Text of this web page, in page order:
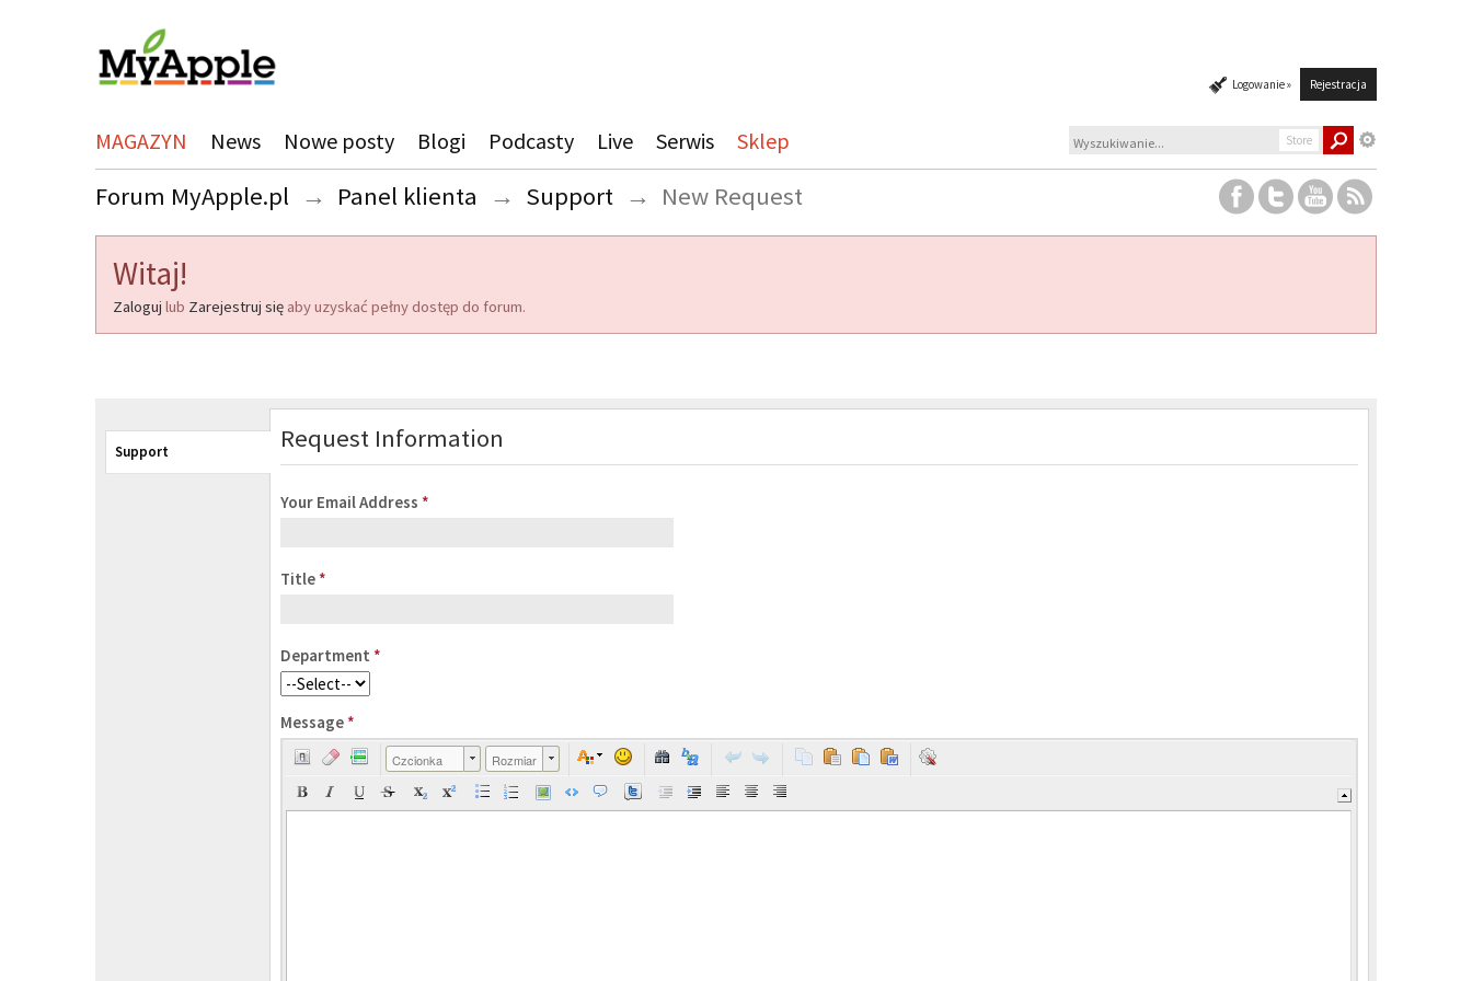
Logowanie » Rejestracja
MAGAZYN News Nowe posty Blogi Podcasty Live Serwis Sklep Store
Forum MyApple.pl → Panel klienta → Support → New Request
Witaj!
Zaloguj lub Zarejestruj się aby uzyskać pełny dostęp do forum.
Support Request Information
Your Email Address *
Title *
Department *
Message *
Czcionka Rozmiar